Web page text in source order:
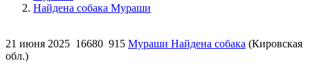
Найдена собака Мураши
21 июня 2025 16680 915 Мураши Найдена собака (Кировская
обл.)